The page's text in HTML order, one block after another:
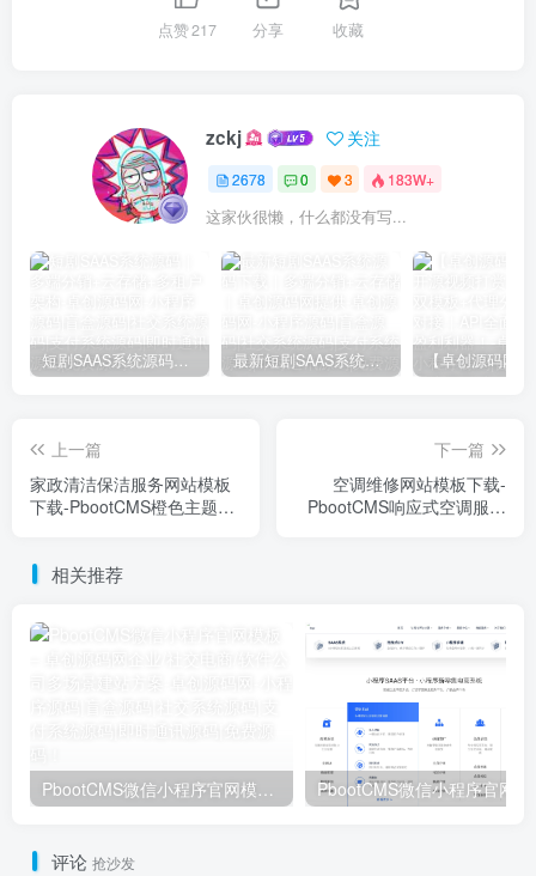
点赞217 分享 收藏
zckj 关注
2678 0 3 183W+
这家伙很懒，什么都没有写...
最新短剧SAAS系统源码下载｜多端分销+云存储｜卓创源码网提供
上一篇
家政清洁保洁服务网站模板
下载-PbootCMS橙色主题自
下一篇
空调维修网站模板下载-
PbootCMS响应式空调服务
相关推荐
PbootCMS微信小程序官网模板 – 卓创源码网企业/社交电商/软件公司多场景建站方案
评论 抢沙发